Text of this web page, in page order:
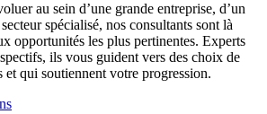
au sein d’une grande entreprise, d’un
spécialisé, nos consultants sont là
opportunités les plus pertinentes. Experts
ils vous guident vers des choix de
et qui soutiennent votre progression.